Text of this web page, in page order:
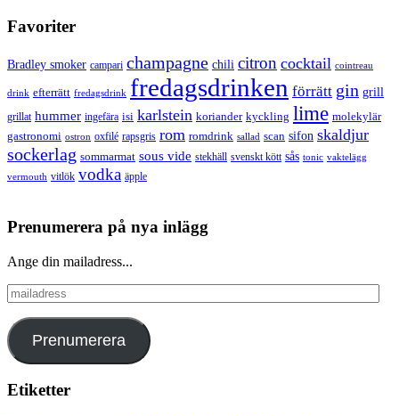
Favoriter
Bradley smoker campari champagne chili citron cocktail cointreau
drink efterrätt fredagsdrink fredagsdrinken förrätt gin grill
grillat hummer ingefära isi karlstein koriander kyckling lime molekylär
gastronomi ostron oxfilé rapsgris rom romdrink sallad scan sifon skaldjur
sockerlag sommarmat sous vide stekhäll svenskt kött sås tonic vaktelägg
vermouth vitlök vodka äpple
Prenumerera på nya inlägg
Ange din mailadress...
mailadress
Prenumerera
Etiketter